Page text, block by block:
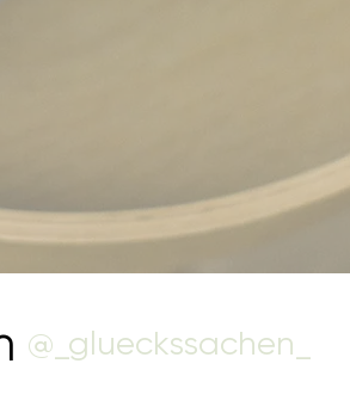
@_glueckssachen_